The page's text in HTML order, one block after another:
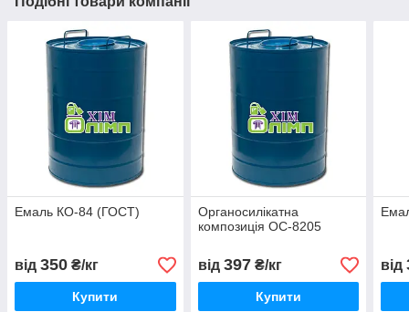
Емаль КО-84 (ГОСТ)
від 350 ₴/кг
Купити
Органосилікатна
композиція ОС-8205
від 397₴/кг
Купити
від